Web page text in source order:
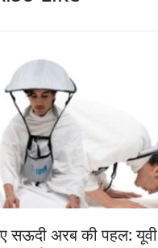
सऊदी अरब की पहल: यूवी